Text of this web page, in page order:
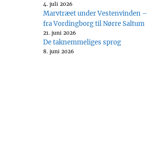
4. juli 2026
Marvtræet under Vestenvinden –
fra Vordingborg til Nørre Saltum
21. juni 2026
De taknemmeliges sprog
8. juni 2026